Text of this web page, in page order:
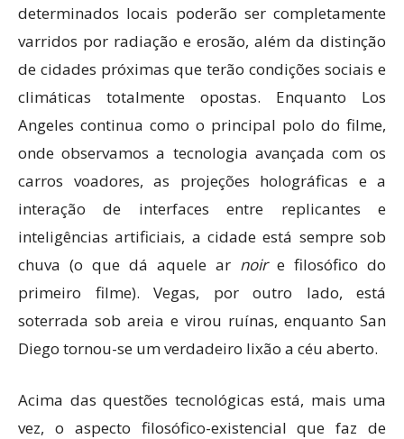
determinados locais poderão ser completamente
varridos por radiação e erosão, além da distinção
de cidades próximas que terão condições sociais e
climáticas totalmente opostas. Enquanto Los
Angeles continua como o principal polo do filme,
onde observamos a tecnologia avançada com os
carros voadores, as projeções holográficas e a
interação de interfaces entre replicantes e
inteligências artificiais, a cidade está sempre sob
chuva (o que dá aquele ar noire filosófico do
primeiro filme). Vegas, por outro lado, está
soterrada sob areia e virou ruínas, enquanto San
Diego tornou-se um verdadeiro lixão a céu aberto.
Acima das questões tecnológicas está, mais uma
vez, o aspecto filosófico-existencial que faz de